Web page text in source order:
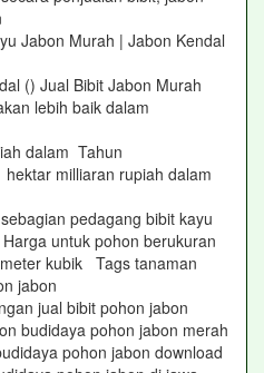
Jabon Murah | Jabon Kendal
() Jual Bibit Jabon Murah
lebih baik dalam
dalam Tahun
milliaran rupiah dalam
pedagang bibit kayu
untuk pohon berukuran
kubik Tags tanaman
jabon
jual bibit pohon jabon
budidaya pohon jabon merah
pohon jabon download